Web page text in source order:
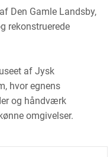
Den Gamle Landsby,
rekonstruerede
af Jysk
hvor egnens
og håndværk
omgivelser.